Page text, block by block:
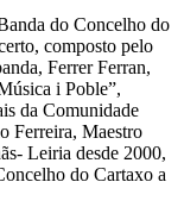
do Concelho do
composto pelo
Ferrer Ferran,
i Poble”,
da Comunidade
Ferreira, Maestro
Leiria desde 2000,
do Cartaxo a